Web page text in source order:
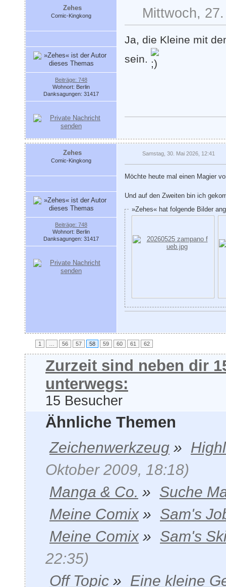
Zehes
Comic-Kingkong
Beiträge: 748
Wohnort: Berlin
Danksagungen: 31417
Mittwoch,
Ja, die Kleine mit
sein.
Zehes
Comic-Kingkong
Beiträge: 748
Wohnort: Berlin
Danksagungen: 31417
Samstag, 30. Mai 2026, 12:41
Möchte heute mal einen Magier
Und auf den Zweiten bin ich
»Zehes« hat folgende Bilder
1 56 57 58 59 60 61 62
Zurzeit sind neben dir
unterwegs:
15 Besucher
Ähnliche Themen
Zeichenwerkzeug »
Oktober 2009, 18:18)
Manga & Co. » Suche
Meine Comix» Sam's
Meine Comix» Sam's
22:35)
Off Topic » Eine kleine